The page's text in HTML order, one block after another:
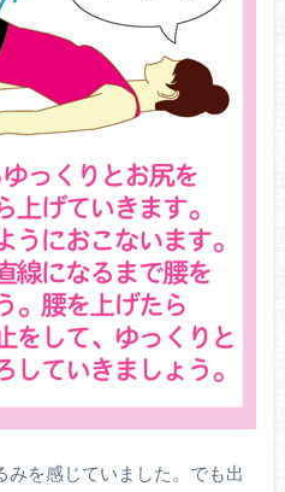
みを感じていました。でも出